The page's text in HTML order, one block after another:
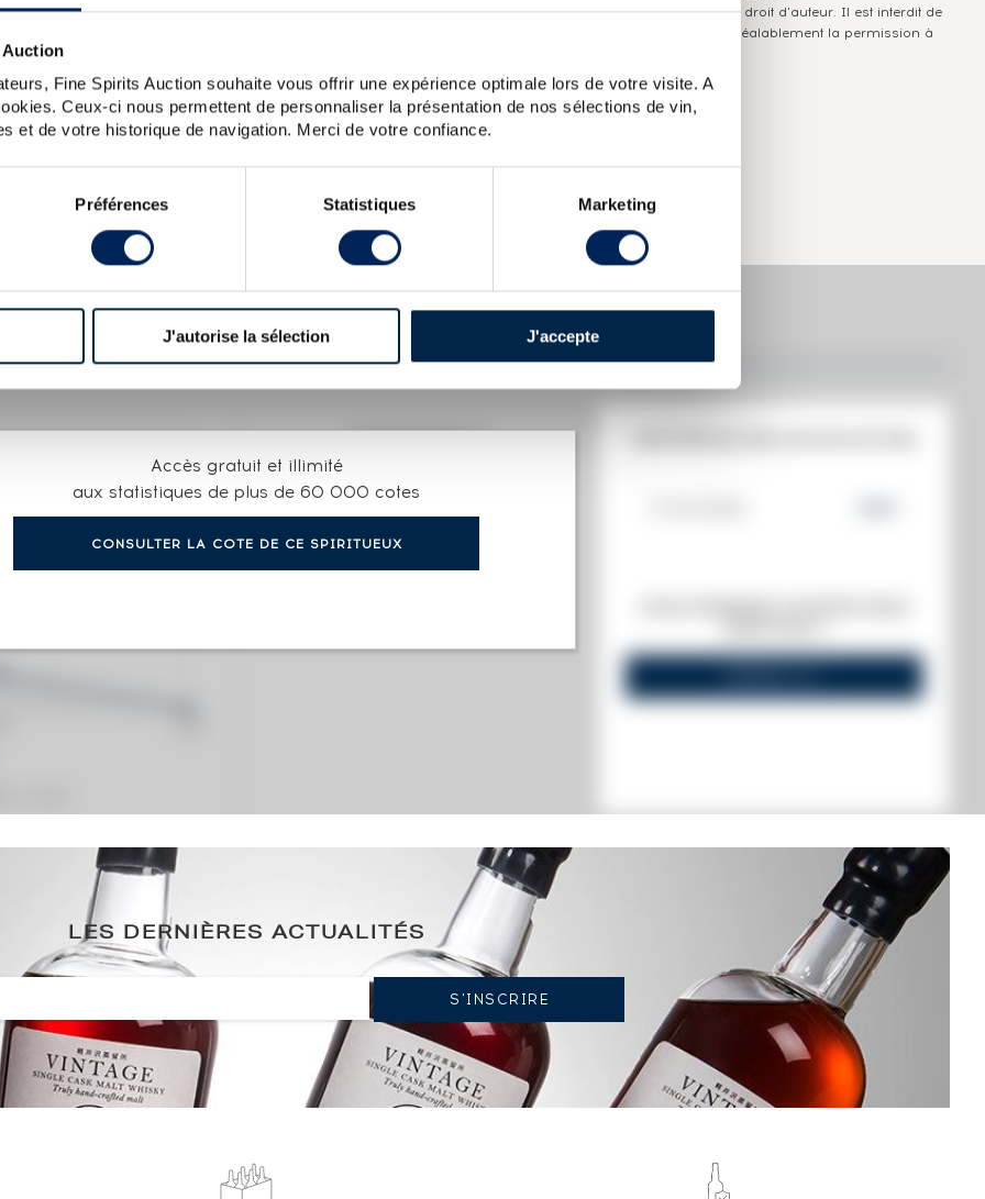
Auction
Fine Spirits Auction souhaite vous offrir une expérience optimale lors de votre visite. A
Ceux-ci nous permettent de personnaliser la présentation de nos sélections de vin,
et de votre historique de navigation. Merci de votre confiance.
Préférences Statistiques Marketing
J'autorise la sélection J'accepte
en fût de sherry. Wilson & Morgan est créé en 1992 par
vin et d'huile vénitien, Mario Rossi ouvre l'entreprise
mondiale, d'abord des blends dans les années 1970
ses deux fils, Fabio, œnologue de formation, qui lance
goût pour les affinages dans des fûts originaux comme
Bowmore 12 years Of. Enigma Litre
Bowmore 17 years 1996
Limited Edition
Attention, ce texte est protégé par un droit d'auteur. Il est interdit de
le copier sans en avoir demandé préalablement la permission à
Accès gratuit et illimité
aux statistiques de plus de 60 000 cotes
CONSULTER LA COTE DE CE SPIRITUEUX
SHERRY FINISH - BOTTLED 2011 BARREL SELECTION
190
- bottled 2011 Barrel Selection
TENDANCE ACTUELLE DE LA COTE
TENDANCE À LA BAISSE
LES DERNIÈRES ACTUALITÉS